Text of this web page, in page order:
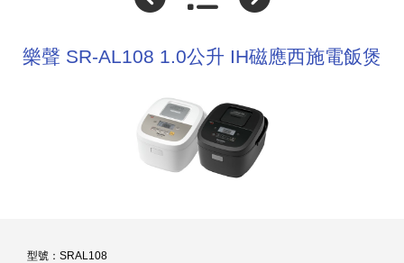
樂聲 SR-AL108 1.0公升 IH磁應西施電飯煲
型號：SRAL108